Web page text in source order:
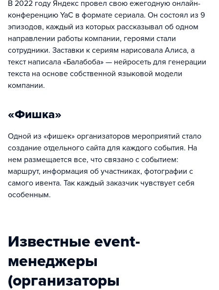
В 2022 году Яндекс провел свою ежегодную онлайн-
конференцию YaC в формате сериала. Он состоял из 9
эпизодов, каждый из которых рассказывал об одном
направлении работы компании, героями стали
сотрудники. Заставки к сериям нарисовала Алиса, а
текст написала «Балабоба» — нейросеть для генерации
текста на основе собственной языковой модели
компании.
«Фишка»
Одной из «фишек» организаторов мероприятий стало
создание отдельного сайта для каждого события. На
нем размещается все, что связано с событием:
маршрут, информация об участниках, фотографии с
самого ивента. Так каждый заказчик чувствует себя
особенным.
Известные event-
менеджеры
(организаторы